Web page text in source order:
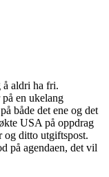
å aldri ha fri.
en ukelang
både det ene og det
USA på oppdrag
og ditto utgiftspost.
på agendaen, det vil